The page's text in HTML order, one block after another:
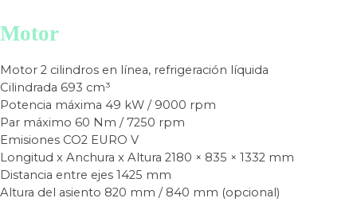
Motor
Motor 2 cilindros en línea, refrigeración líquida
Cilindrada 693 cm³
Potencia máxima 49 kW / 9000 rpm
Par máximo 60 Nm / 7250 rpm
Emisiones CO2 EURO V
Longitud x Anchura x Altura 2180 × 835 × 1332 mm
Distancia entre ejes 1425 mm
Altura del asiento 820 mm / 840 mm (opcional)